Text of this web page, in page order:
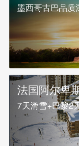
墨西哥古巴品质
法国阿尔卑
7天滑雪+巴黎2